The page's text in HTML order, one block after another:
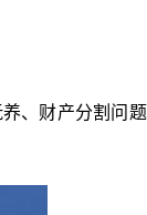
、财产分割问